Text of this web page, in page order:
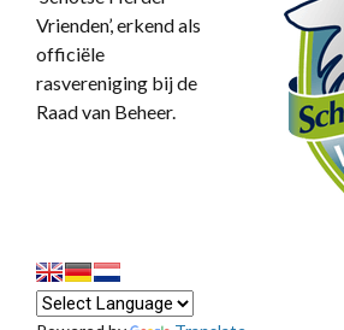
Vrienden’, erkend als
officiële
rasvereniging bij de
Raad van Beheer.